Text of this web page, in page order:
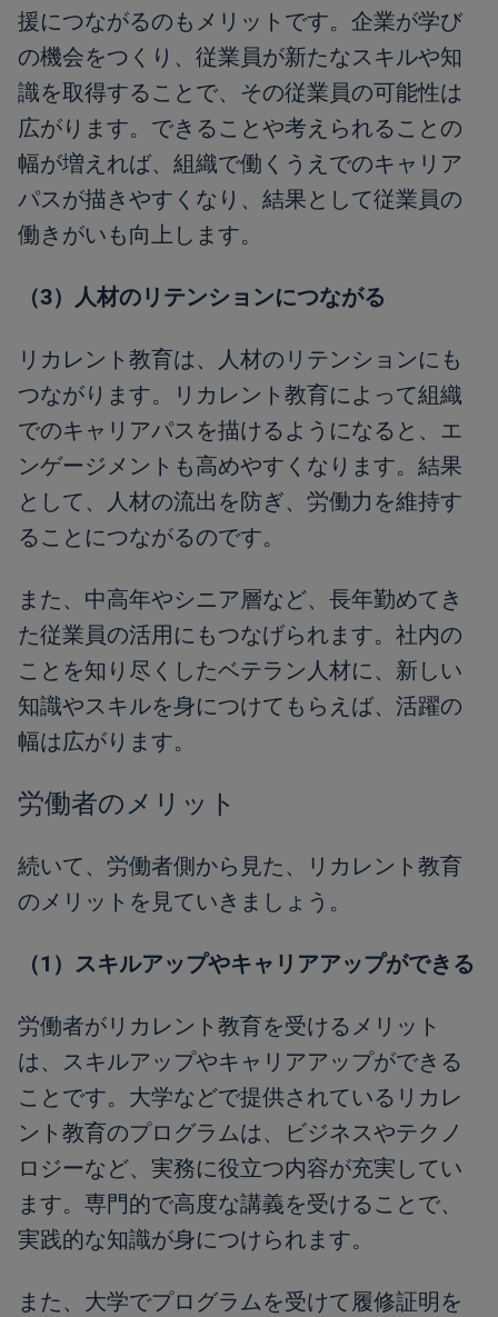
援につながるのもメリットです。企業が学び
の機会をつくり、従業員が新たなスキルや知
識を取得することで、その従業員の可能性は
広がります。できることや考えられることの
幅が増えれば、組織で働くうえでのキャリア
パスが描きやすくなり、結果として従業員の
働きがいも向上します。
（3）人材のリテンションにつながる
リカレント教育は、人材のリテンションにも
つながります。リカレント教育によって組織
でのキャリアパスを描けるようになると、エ
ンゲージメントも高めやすくなります。結果
として、人材の流出を防ぎ、労働力を維持す
ることにつながるのです。
また、中高年やシニア層など、長年勤めてき
た従業員の活用にもつなげられます。社内の
ことを知り尽くしたベテラン人材に、新しい
知識やスキルを身につけてもらえば、活躍の
幅は広がります。
労働者のメリット
続いて、労働者側から見た、リカレント教育
のメリットを見ていきましょう。
（1）スキルアップやキャリアアップができる
労働者がリカレント教育を受けるメリット
は、スキルアップやキャリアアップができる
ことです。大学などで提供されているリカレ
ント教育のプログラムは、ビジネスやテクノ
ロジーなど、実務に役立つ内容が充実してい
ます。専門的で高度な講義を受けることで、
実践的な知識が身につけられます。
また、大学でプログラムを受けて履修証明を